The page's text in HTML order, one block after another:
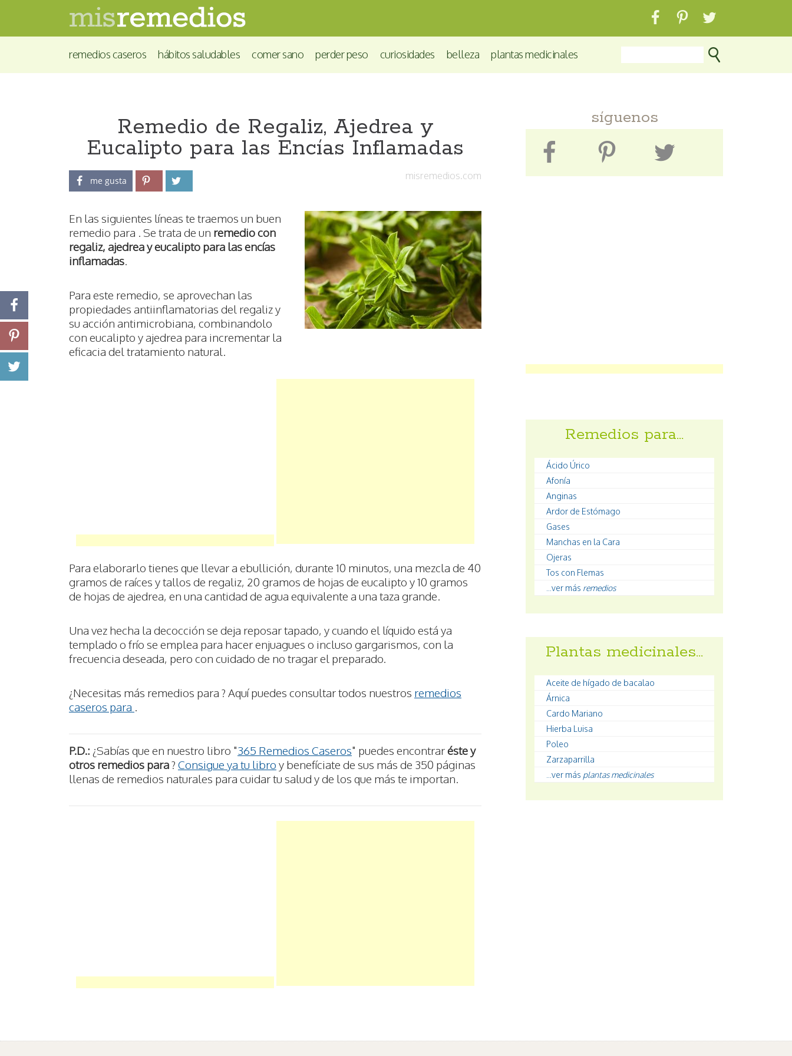
remedios caseros hábitos saludables comer sano perder peso curiosidades belleza plantas medicinales
Remedio de Regaliz, Ajedrea y
Eucalipto para las Encías Inflamadas
misremedios.com
me gusta
En las siguientes líneas te traemos un buen
remedio para . Se trata de un remedio con
regaliz, ajedrea y eucalipto para las encías
inflamadas.
Para este remedio, se aprovechan las
propiedades antiinflamatorias del regaliz y
su acción antimicrobiana, combinandolo
con eucalipto y ajedrea para incrementar la
eficacia del tratamiento natural.
Para elaborarlo tienes que llevar a ebullición, durante 10 minutos, una mezcla de 40
gramos de raíces y tallos de regaliz, 20 gramos de hojas de eucalipto y 10 gramos
de hojas de ajedrea, en una cantidad de agua equivalente a una taza grande.
Una vez hecha la decocción se deja reposar tapado, y cuando el líquido está ya
templado o frío se emplea para hacer enjuagues o incluso gargarismos, con la
frecuencia deseada, pero con cuidado de no tragar el preparado.
¿Necesitas más remedios para ? Aquí puedes consultar todos nuestros remedios
caseros para .
P.D.: ¿Sabías que en nuestro libro "365 Remedios Caseros" puedes encontraréste y
otros remedios para? Consigue ya tu libro y benefíciate de sus más de 350 páginas
llenas de remedios naturales para cuidar tu salud y de los que más te importan.
síguenos
Remedios para…
Ácido Úrico
Afonía
Anginas
Ardor de Estómago
Gases
Manchas en la Cara
Ojeras
Tos con Flemas
...ver más remedios
Plantas medicinales…
Aceite de hígado de bacalao
Árnica
Cardo Mariano
Hierba Luisa
Poleo
Zarzaparrilla
...ver más plantas medicinales